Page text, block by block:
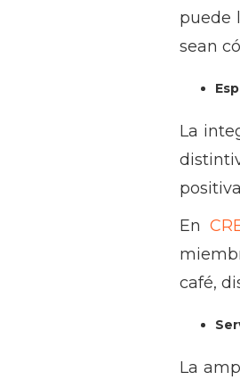
puede
sean
La
En
café,
La